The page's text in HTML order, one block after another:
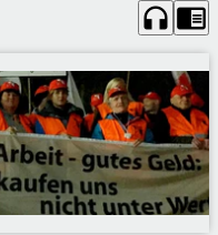
headphones chrome_reader_mode